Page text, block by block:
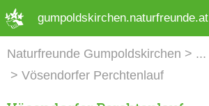
gumpoldskirchen.naturfreunde.at
Naturfreunde Gumpoldskirchen
Vösendorfer Perchtenlauf